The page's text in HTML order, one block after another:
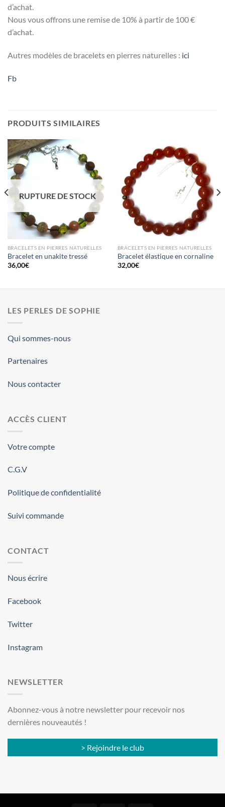
d’achat.
Nous vous offrons une remise de 10% à partir de 100 €
d’achat.
Autres modèles de bracelets en pierres naturelles : ici
Fb
PRODUITS SIMILAIRES
RUPTURE DE STOCK
BRACELETS EN PIERRES NATURELLES
Bracelet en unakite tressé
36,00€
BRACELETS EN PIERRES NATURELLES
Bracelet élastique en cornaline
32,00€
LES PERLES DE SOPHIE
Qui sommes-nous
Partenaires
Nous contacter
ACCÈS CLIENT
Votre compte
C.G.V
Politique de confidentialité
Suivi commande
CONTACT
Nous écrire
Facebook
Twitter
Instagram
NEWSLETTER
Abonnez-vous à notre newsletter pour recevoir nos
dernières nouveautés !
> Rejoindre le club